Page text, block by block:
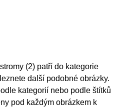
(2) patří do kategorie
další podobné obrázky.
kategorií nebo podle štítků
pod každým obrázkem k